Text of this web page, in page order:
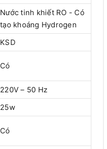
Nước tinh khiết RO - Có
tạo khoáng Hydrogen
KSD
Có
220V – 50 Hz
25w
Có